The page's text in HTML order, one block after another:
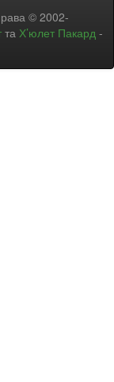
© 2002-
та Х’юлет Пакард -